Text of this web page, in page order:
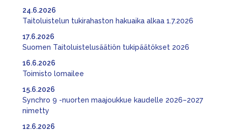
Taitoluistelun tukirahaston hakuaika alkaa 1.7.2026
24.6.2026
Suomen Taitoluistelusäätiön tukipäätökset 2026
17.6.2026
Toimisto lomailee
16.6.2026
Synchro 9 -nuorten maajoukkue kaudelle 2026–2027
nimetty
15.6.2026
12.6.2026